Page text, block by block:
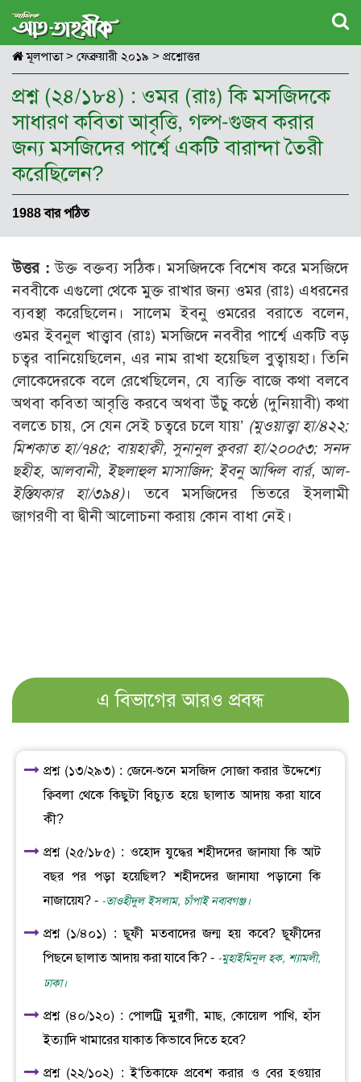
মূলপাতা> ফেব্রুয়ারী ২০১৯ > প্রশ্নোত্তর
প্রশ্ন (২৪/১৮৪) : ওমর (রাঃ) কি মসজিদকে
সাধারণ কবিতা আবৃত্তি, গল্প-গুজব করার
জন্য মসজিদের পার্শ্বে একটি বারান্দা তৈরী
করেছিলেন?
1988 বার পঠিত
উত্তর :উক্ত বক্তব্য সঠিক। মসজিদকে বিশেষ করে মসজিদে
নববীকে এগুলো থেকে মুক্ত রাখার জন্য ওমর (রাঃ) এধরনের
ব্যবস্থা করেছিলেন। সালেম ইবনু ওমরের বরাতে বলেন,
ওমর ইবনুল খাত্ত্বাব (রাঃ) মসজিদে নববীর পার্শ্বে একটি বড়
চত্বর বানিয়েছিলেন, এর নাম রাখা হয়েছিল বুত্বায়হা। তিনি
লোকেদেরকে বলে রেখেছিলেন, যে ব্যক্তি বাজে কথা বলবে
অথবা কবিতা আবৃত্তি করবে অথবা উঁচু কণ্ঠে (দুনিয়াবী) কথা
বলতে চায়, সে যেন সেই চত্বরে চলে যায়’ (মুওয়াত্ত্বা হা/৪২২;
মিশকাত হা/৭৪৫; বায়হাক্বী, সুনানুল কুবরা হা/২০০৫৩; সনদ
ছহীহ, আলবানী, ইছলাহুল মাসাজিদ; ইবনু আব্দিল বার্র, আল-
ইস্তিযকার হা/৩৯৪)। তবে মসজিদের ভিতরে ইসলামী
জাগরণী বা দ্বীনী আলোচনা করায় কোন বাধা নেই।
এ বিভাগের আরও প্রবন্ধ
প্রশ্ন (১৩/২৯৩) : জেনে-শুনে মসজিদ সোজা করার উদ্দেশ্যে
ক্বিবলা থেকে কিছুটা বিচ্যুত হয়ে ছালাত আদায় করা যাবে
কী?
প্রশ্ন (২৫/১৮৫) : ওহোদ যুদ্ধের শহীদদের জানাযা কি আট
বছর পর পড়া হয়েছিল? শহীদদের জানাযা পড়ানো কি
নাজায়েয? - -তাওহীদুল ইসলাম, চাঁপাই নবাবগঞ্জ।
প্রশ্ন (১/৪০১) : ছূফী মতবাদের জন্ম হয় কবে? ছূফীদের
পিছনে ছালাত আদায় করা যাবে কি? - -মুহাইমিনুল হক, শ্যামলী,
ঢাকা।
প্রশ্ন (৪০/১২০) : পোলট্রি মুরগী, মাছ, কোয়েল পাখি, হাঁস
ইত্যাদি খামারের যাকাত কিভাবে দিতে হবে?
প্রশ্ন (২২/১০২) : ই‘তিকাফে প্রবেশ করার ও বের হওয়ার